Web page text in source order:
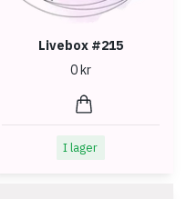
Livebox #215
0 kr
I lager